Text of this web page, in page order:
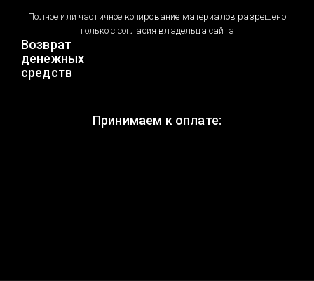
Полное или частичное копирование материалов разрешено
только с согласия владельца сайта
Возврат
денежных
средств
Принимаем к оплате: